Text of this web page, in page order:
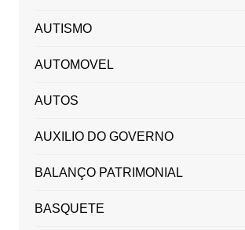
AUTISMO
AUTOMOVEL
AUTOS
AUXILIO DO GOVERNO
BALANÇO PATRIMONIAL
BASQUETE